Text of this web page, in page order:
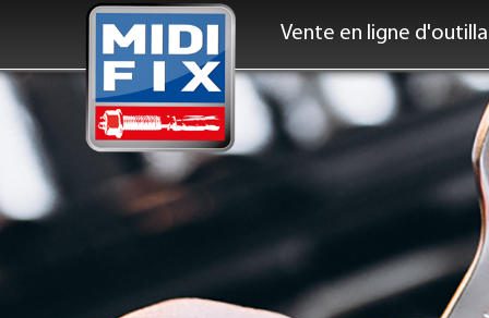
Vente en ligne